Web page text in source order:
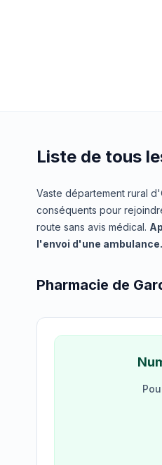
Liste de tous
Vaste département rural
conséquents pour
route sans avis médical.
l'envoi d'une ambulance.
Pharmacie de